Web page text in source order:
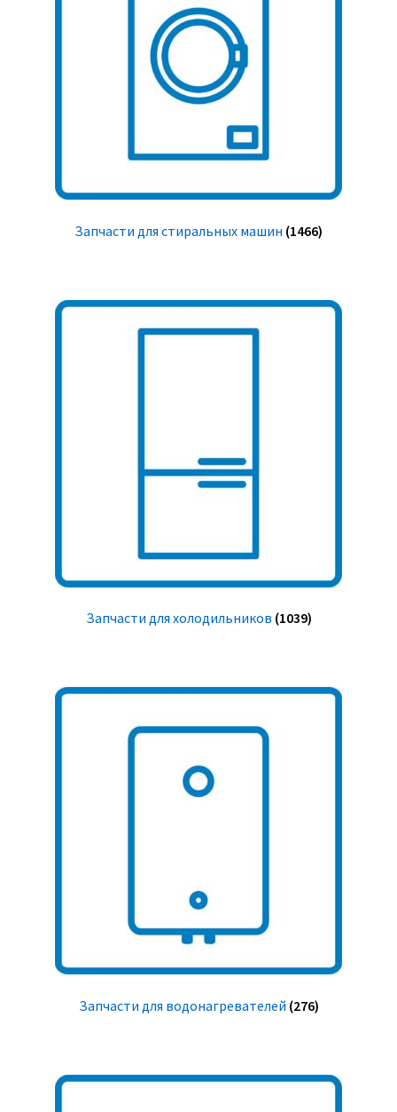
Запчасти для стиральных машин (1466)
Запчасти для холодильников (1039)
Запчасти для водонагревателей (276)